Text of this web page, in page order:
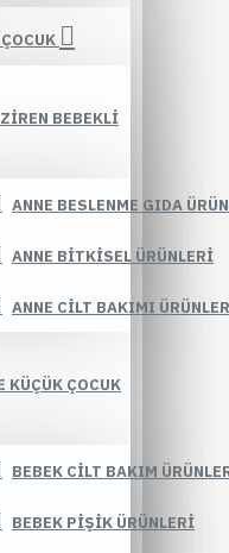
BEBEKLI
ANNE BESLENME GIDA
ANNE BITKISEL ÜRÜNLERI
ANNE CILT BAKIMI
KÜÇÜK ÇOCUK
BEBEK CILT BAKIM
BEBEK PIŞIK ÜRÜNLERI